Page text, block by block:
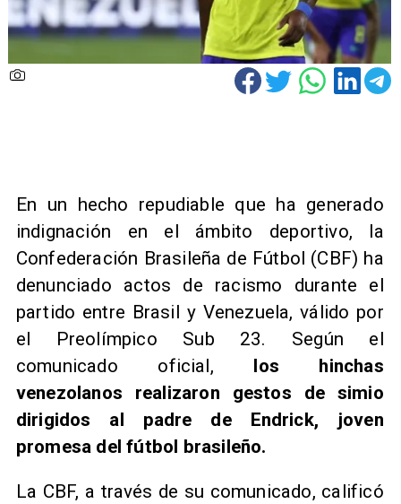
​​En un hecho repudiable que ha generado
indignación en el ámbito deportivo, la
Confederación Brasileña de Fútbol (CBF) ha
denunciado actos de racismo durante el
partido entre Brasil y Venezuela, válido por
el Preolímpico Sub 23. Según el
comunicado oficial, los hinchas
venezolanos realizaron gestos de simio
dirigidos al padre de Endrick, joven
promesa del fútbol brasileño.
La CBF, a través de su comunicado, calificó